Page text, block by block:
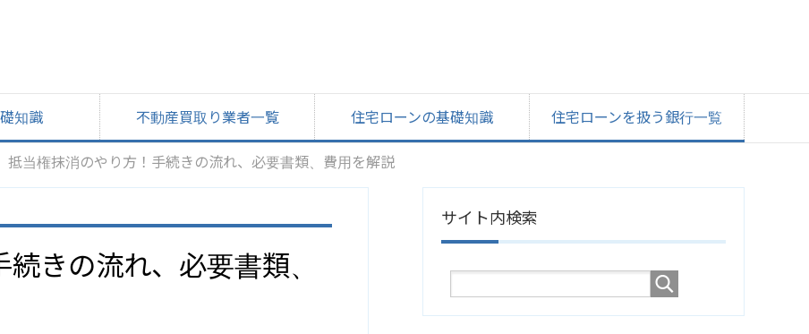
知識 不動産買取り業者一覧 住宅ローンの基礎知識 住宅ローンを扱う銀行一覧
抵当権抹消のやり方！手続きの流れ、必要書類、費用を解説
きの流れ、必要書類、
サイト内検索